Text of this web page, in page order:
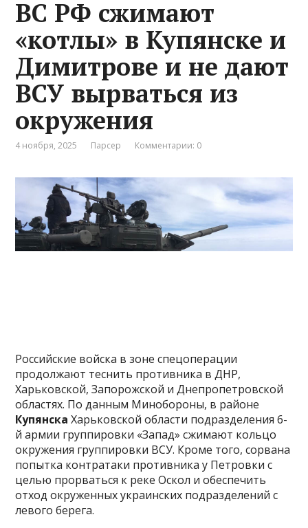
ВС РФ сжимают
«котлы» в Купянске и
Димитрове и не дают
ВСУ вырваться из
окружения
4 ноября, 2025 Парсер Комментарии: 0
Российские войска в зоне спецоперации
продолжают теснить противника в ДНР,
Харьковской, Запорожской и Днепропетровской
областях. По данным Минобороны, в районе
Купянска Харьковской области подразделения 6-
й армии группировки «Запад» сжимают кольцо
окружения группировки ВСУ. Кроме того, сорвана
попытка контратаки противника у Петровки с
целью прорваться к реке Оскол и обеспечить
отход окруженных украинских подразделений с
левого берега.